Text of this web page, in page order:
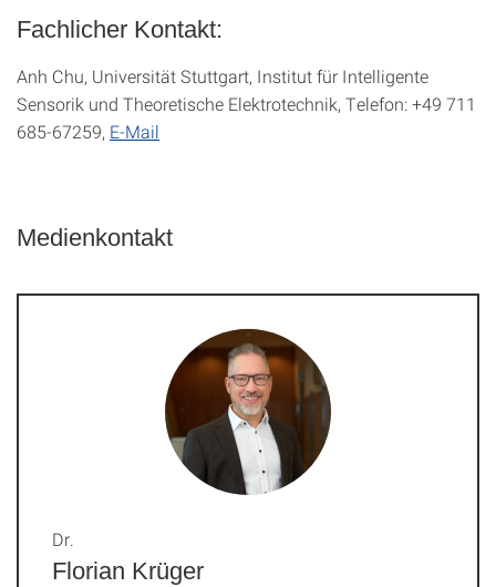
Fachlicher Kontakt:
Anh Chu, Universität Stuttgart, Institut für Intelligente
Sensorik und Theoretische Elektrotechnik, Telefon: +49 711
685-67259, E-Mail
Medienkontakt
Florian Krüger
Dr.